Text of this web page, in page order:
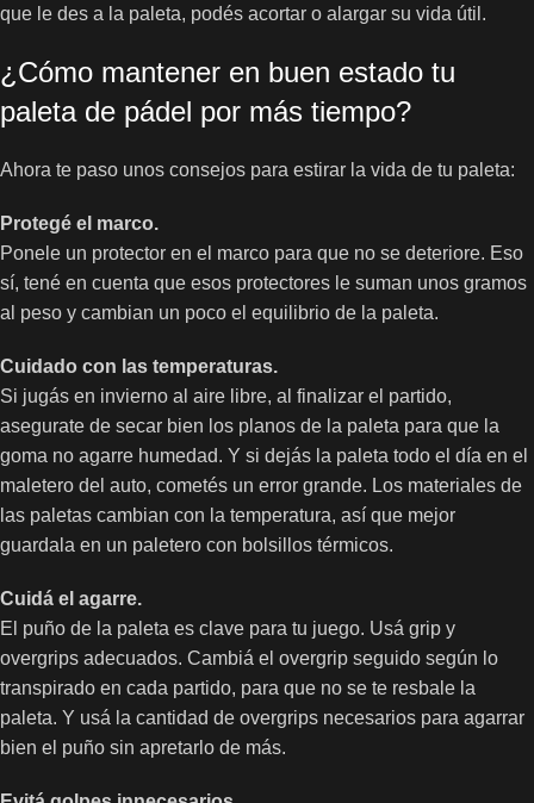
que le des a la paleta, podés acortar o alargar su vida útil.
¿Cómo mantener en buen estado tu
paleta de pádel por más tiempo?
Ahora te paso unos consejos para estirar la vida de tu paleta:
Protegé el marco.
Ponele un protector en el marco para que no se deteriore. Eso
sí, tené en cuenta que esos protectores le suman unos gramos
al peso y cambian un poco el equilibrio de la paleta.
Cuidado con las temperaturas.
Si jugás en invierno al aire libre, al finalizar el partido,
asegurate de secar bien los planos de la paleta para que la
goma no agarre humedad. Y si dejás la paleta todo el día en el
maletero del auto, cometés un error grande. Los materiales de
las paletas cambian con la temperatura, así que mejor
guardala en un paletero con bolsillos térmicos.
Cuidá el agarre.
El puño de la paleta es clave para tu juego. Usá grip y
overgrips adecuados. Cambiá el overgrip seguido según lo
transpirado en cada partido, para que no se te resbale la
paleta. Y usá la cantidad de overgrips necesarios para agarrar
bien el puño sin apretarlo de más.